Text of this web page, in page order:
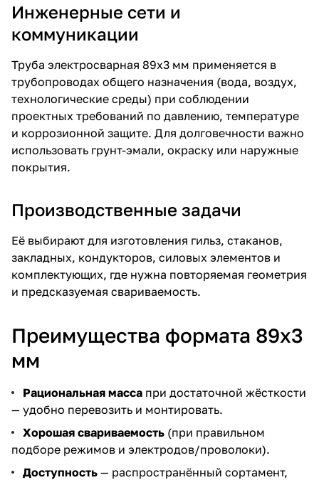
Инженерные сети и
коммуникации
Труба электросварная 89х3 мм применяется в
трубопроводах общего назначения (вода, воздух,
технологические среды) при соблюдении
проектных требований по давлению, температуре
и коррозионной защите. Для долговечности важно
использовать грунт-эмали, окраску или наружные
покрытия.
Производственные задачи
Её выбирают для изготовления гильз, стаканов,
закладных, кондукторов, силовых элементов и
комплектующих, где нужна повторяемая геометрия
и предсказуемая свариваемость.
Преимущества формата 89х3
мм
Рациональная масса при достаточной жёсткости
— удобно перевозить и монтировать.
Хорошая свариваемость (при правильном
подборе режимов и электродов/проволоки).
Доступность — распространённый сортамент,